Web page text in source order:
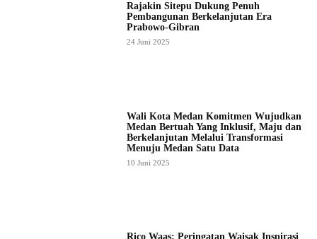
Rajakin Sitepu Dukung Penuh
Pembangunan Berkelanjutan Era
Prabowo-Gibran
24 Juni 2025
Wali Kota Medan Komitmen Wujudkan
Medan Bertuah Yang Inklusif, Maju dan
Berkelanjutan Melalui Transformasi
Menuju Medan Satu Data
10 Juni 2025
Rico Waas: Peringatan Waisak Inspirasi